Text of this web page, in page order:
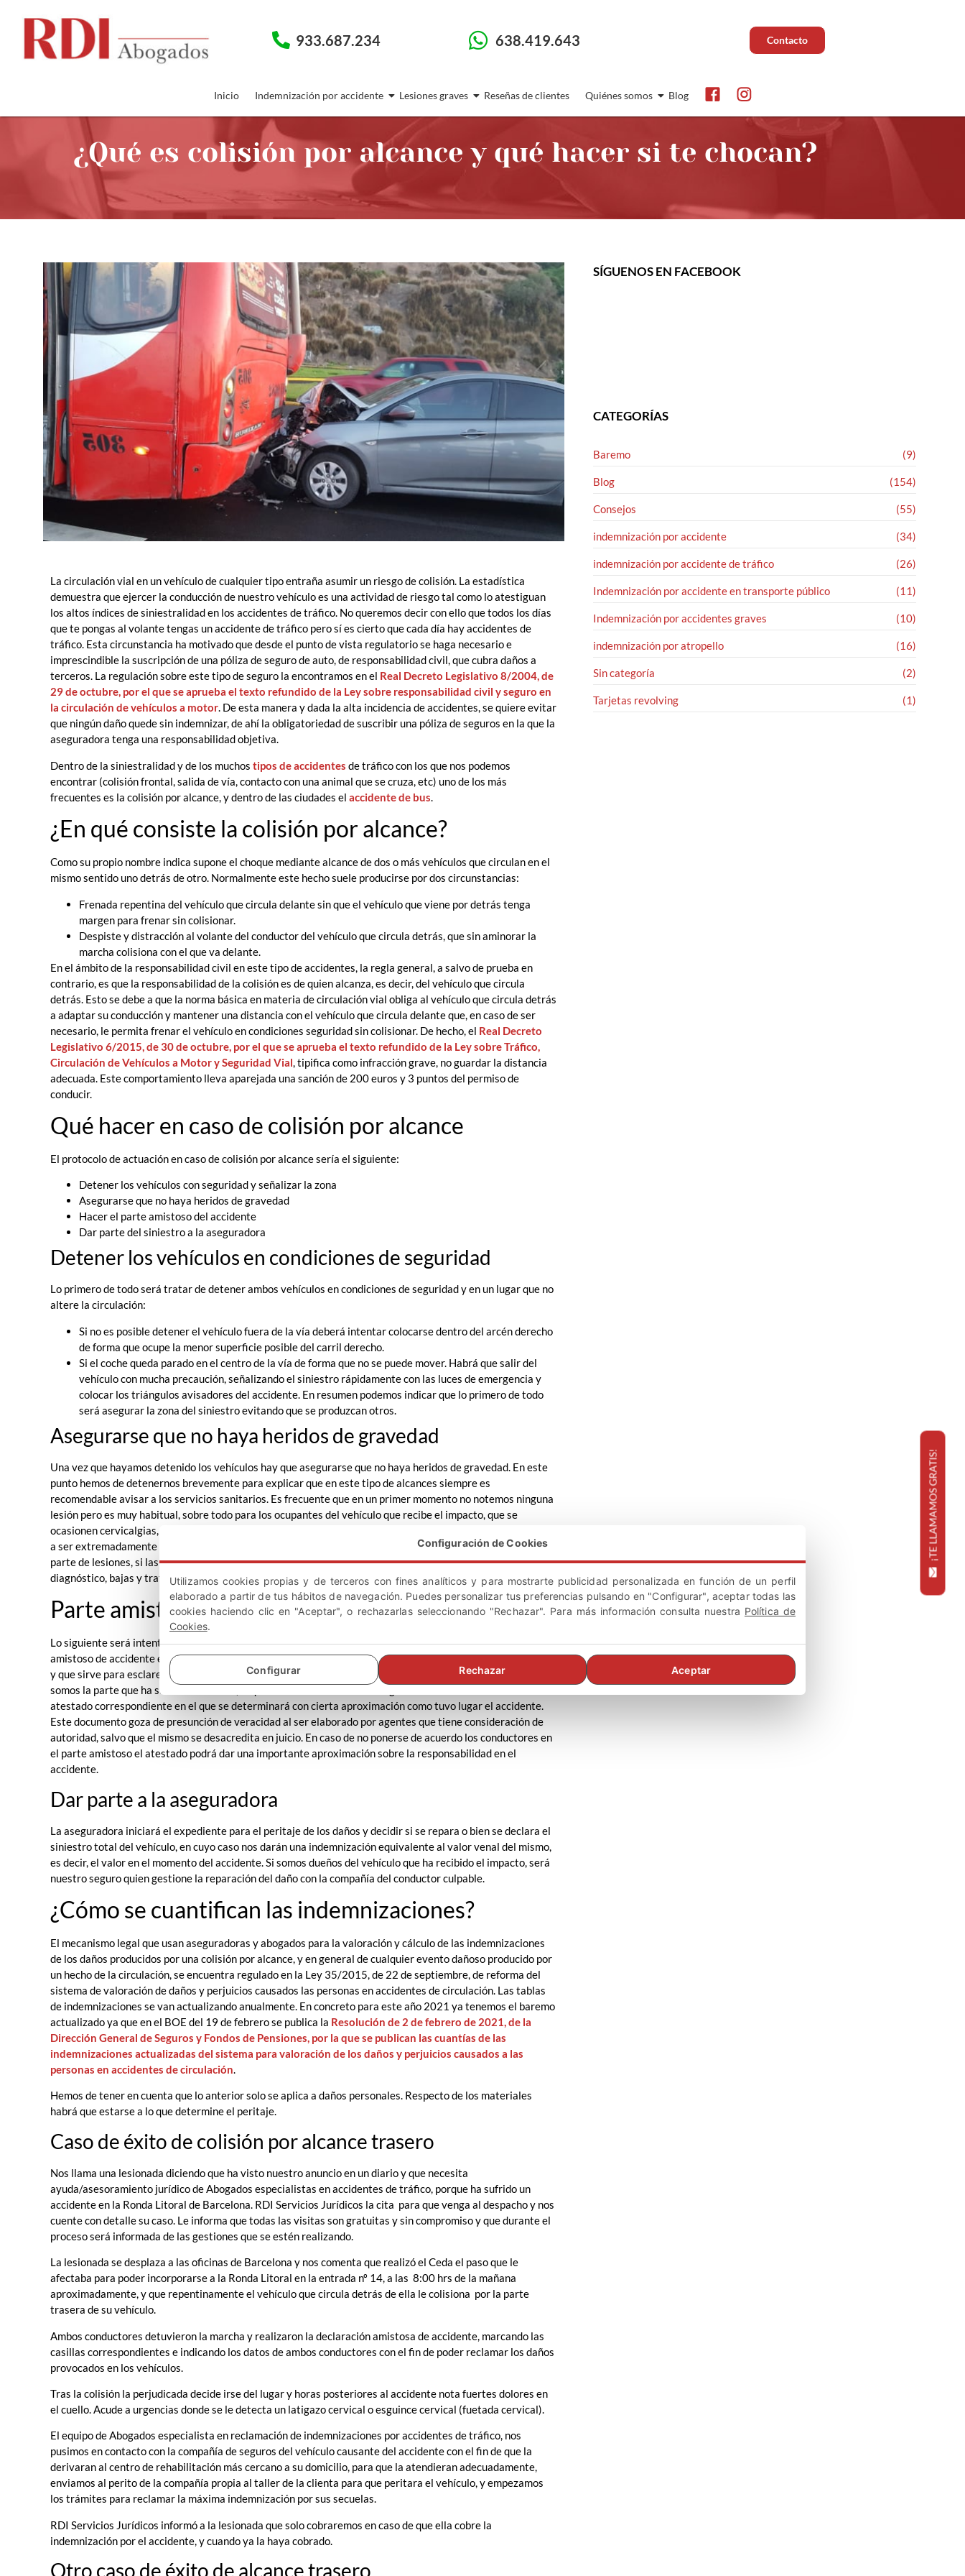
933.687.234 638.419.643 Contacto
Inicio Indemnización por accidente Lesiones graves Reseñas de clientes Quiénes somos Blog
¿Qué es colisión por alcance y qué hacer si te chocan?
La circulación vial en un vehículo de cualquier tipo entraña asumir un riesgo de colisión. La estadística
demuestra que ejercer la conducción de nuestro vehículo es una actividad de riesgo tal como lo atestiguan
los altos índices de siniestralidad en los accidentes de tráfico. No queremos decir con ello que todos los días
que te pongas al volante tengas un accidente de tráfico pero sí es cierto que cada día hay accidentes de
tráfico. Esta circunstancia ha motivado que desde el punto de vista regulatorio se haga necesario e
imprescindible la suscripción de una póliza de seguro de auto, de responsabilidad civil, que cubra daños a
terceros. La regulación sobre este tipo de seguro la encontramos en el Real Decreto Legislativo 8/2004, de
29 de octubre, por el que se aprueba el texto refundido de la Ley sobre responsabilidad civil y seguro en
la circulación de vehículos a motor. De esta manera y dada la alta incidencia de accidentes, se quiere evitar
que ningún daño quede sin indemnizar, de ahí la obligatoriedad de suscribir una póliza de seguros en la que la
aseguradora tenga una responsabilidad objetiva.
Dentro de la siniestralidad y de los muchos tipos de accidentes de tráfico con los que nos podemos
encontrar (colisión frontal, salida de vía, contacto con una animal que se cruza, etc) uno de los más
frecuentes es la colisión por alcance, y dentro de las ciudades el accidente de bus.
¿En qué consiste la colisión por alcance?
Como su propio nombre indica supone el choque mediante alcance de dos o más vehículos que circulan en el
mismo sentido uno detrás de otro. Normalmente este hecho suele producirse por dos circunstancias:
Frenada repentina del vehículo que circula delante sin que el vehículo que viene por detrás tenga
margen para frenar sin colisionar.
Despiste y distracción al volante del conductor del vehículo que circula detrás, que sin aminorar la
marcha colisiona con el que va delante.
En el ámbito de la responsabilidad civil en este tipo de accidentes, la regla general, a salvo de prueba en
contrario, es que la responsabilidad de la colisión es de quien alcanza, es decir, del vehículo que circula
detrás. Esto se debe a que la norma básica en materia de circulación vial obliga al vehículo que circula detrás
a adaptar su conducción y mantener una distancia con el vehículo que circula delante que, en caso de ser
necesario, le permita frenar el vehículo en condiciones seguridad sin colisionar. De hecho, el Real Decreto
Legislativo 6/2015, de 30 de octubre, por el que se aprueba el texto refundido de la Ley sobre Tráfico,
Circulación de Vehículos a Motor y Seguridad Vial, tipifica como infracción grave, no guardar la distancia
adecuada. Este comportamiento lleva aparejada una sanción de 200 euros y 3 puntos del permiso de
conducir.
Qué hacer en caso de colisión por alcance
El protocolo de actuación en caso de colisión por alcance sería el siguiente:
Detener los vehículos con seguridad y señalizar la zona
Asegurarse que no haya heridos de gravedad
Hacer el parte amistoso del accidente
Dar parte del siniestro a la aseguradora
Detener los vehículos en condiciones de seguridad
Lo primero de todo será tratar de detener ambos vehículos en condiciones de seguridad y en un lugar que no
altere la circulación:
Si no es posible detener el vehículo fuera de la vía deberá intentar colocarse dentro del arcén derecho
de forma que ocupe la menor superficie posible del carril derecho.
Si el coche queda parado en el centro de la vía de forma que no se puede mover. Habrá que salir del
vehículo con mucha precaución, señalizando el siniestro rápidamente con las luces de emergencia y
colocar los triángulos avisadores del accidente. En resumen podemos indicar que lo primero de todo
será asegurar la zona del siniestro evitando que se produzcan otros.
Asegurarse que no haya heridos de gravedad
Una vez que hayamos detenido los vehículos hay que asegurarse que no haya heridos de gravedad. En este
punto hemos de detenernos brevemente para explicar que en este tipo de alcances siempre es
recomendable avisar a los servicios sanitarios. Es frecuente que en un primer momento no notemos ninguna
lesión pero es muy habitual, sobre todo para los ocupantes del vehículo que recibe el impacto, que se
ocasionen cervicalgias, lesiones vertebrales o lumbares y lesiones de análoga naturaleza que pueden llegar
a ser extremadamente molestas y prolongadas en el tiempo. Avisando a la ambulancia nos aseguraremos un
parte de lesiones, si las hay, para que el seguro se haga cargo de las indemnizaciones y gastos de
diagnóstico, bajas y tratamientos.
Parte amistoso del accidente
Lo siguiente será intentar hacer el parte amistoso del accidente con el otro conductor implicado. El parte
amistoso de accidente es una declaración en la que las partes manifiestan cómo se han producido los hechos
y que sirve para esclarecer la responsabilidad correspondiente. Siempre recomendamos, sobre todo si
somos la parte que ha sufrido el alcance, requerir la intervención de los agentes de tráfico. Estos harán el
atestado correspondiente en el que se determinará con cierta aproximación como tuvo lugar el accidente.
Este documento goza de presunción de veracidad al ser elaborado por agentes que tiene consideración de
autoridad, salvo que el mismo se desacredita en juicio. En caso de no ponerse de acuerdo los conductores en
el parte amistoso el atestado podrá dar una importante aproximación sobre la responsabilidad en el
accidente.
Dar parte a la aseguradora
La aseguradora iniciará el expediente para el peritaje de los daños y decidir si se repara o bien se declara el
siniestro total del vehículo, en cuyo caso nos darán una indemnización equivalente al valor venal del mismo,
es decir, el valor en el momento del accidente. Si somos dueños del vehículo que ha recibido el impacto, será
nuestro seguro quien gestione la reparación del daño con la compañía del conductor culpable.
¿Cómo se cuantifican las indemnizaciones?
El mecanismo legal que usan aseguradoras y abogados para la valoración y cálculo de las indemnizaciones
de los daños producidos por una colisión por alcance, y en general de cualquier evento dañoso producido por
un hecho de la circulación, se encuentra regulado en la Ley 35/2015, de 22 de septiembre, de reforma del
sistema de valoración de daños y perjuicios causados las personas en accidentes de circulación. Las tablas
de indemnizaciones se van actualizando anualmente. En concreto para este año 2021 ya tenemos el baremo
actualizado ya que en el BOE del 19 de febrero se publica la Resolución de 2 de febrero de 2021, de la
Dirección General de Seguros y Fondos de Pensiones, por la que se publican las cuantías de las
indemnizaciones actualizadas del sistema para valoración de los daños y perjuicios causados a las
personas en accidentes de circulación.
Hemos de tener en cuenta que lo anterior solo se aplica a daños personales. Respecto de los materiales
habrá que estarse a lo que determine el peritaje.
Caso de éxito de colisión por alcance trasero
Nos llama una lesionada diciendo que ha visto nuestro anuncio en un diario y que necesita
ayuda/asesoramiento jurídico de Abogados especialistas en accidentes de tráfico, porque ha sufrido un
accidente en la Ronda Litoral de Barcelona. RDI Servicios Jurídicos la cita para que venga al despacho y nos
cuente con detalle su caso. Le informa que todas las visitas son gratuitas y sin compromiso y que durante el
proceso será informada de las gestiones que se estén realizando.
La lesionada se desplaza a las oficinas de Barcelona y nos comenta que realizó el Ceda el paso que le
afectaba para poder incorporarse a la Ronda Litoral en la entrada nº 14, a las 8:00 hrs de la mañana
aproximadamente, y que repentinamente el vehículo que circula detrás de ella le colisiona por la parte
trasera de su vehículo.
Ambos conductores detuvieron la marcha y realizaron la declaración amistosa de accidente, marcando las
casillas correspondientes e indicando los datos de ambos conductores con el fin de poder reclamar los daños
provocados en los vehículos.
Tras la colisión la perjudicada decide irse del lugar y horas posteriores al accidente nota fuertes dolores en
el cuello. Acude a urgencias donde se le detecta un latigazo cervical o esguince cervical (fuetada cervical).
El equipo de Abogados especialista en reclamación de indemnizaciones por accidentes de tráfico, nos
pusimos en contacto con la compañía de seguros del vehículo causante del accidente con el fin de que la
derivaran al centro de rehabilitación más cercano a su domicilio, para que la atendieran adecuadamente,
enviamos al perito de la compañía propia al taller de la clienta para que peritara el vehículo, y empezamos
los trámites para reclamar la máxima indemnización por sus secuelas.
RDI Servicios Jurídicos informó a la lesionada que solo cobraremos en caso de que ella cobre la
indemnización por el accidente, y cuando ya la haya cobrado.
Otro caso de éxito de alcance trasero
SÍGUENOS EN FACEBOOK
CATEGORÍAS
Baremo (9)
Blog (154)
Consejos (55)
indemnización por accidente (34)
indemnización por accidente de tráfico (26)
Indemnización por accidente en transporte público (11)
Indemnización por accidentes graves (10)
indemnización por atropello (16)
Sin categoría (2)
Tarjetas revolving (1)
¡TE LLAMAMOS GRATIS!
Configuración de Cookies
Utilizamos cookies propias y de terceros con fines analíticos y para mostrarte publicidad personalizada en función de un perfil
elaborado a partir de tus hábitos de navegación. Puedes personalizar tus preferencias pulsando en "Configurar", aceptar todas las
cookies haciendo clic en "Aceptar", o rechazarlas seleccionando "Rechazar". Para más información consulta nuestra Política de
Cookies.
Configurar Rechazar Aceptar